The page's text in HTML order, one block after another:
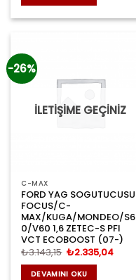
-26%
İLETİŞİME GEÇİNİZ
C-MAX
FORD YAG SOGUTUCUSU
FOCUS/C-
MAX/KUGA/MONDEO/S6
0/V60 1,6 ZETEC-S PFI
VCT ECOBOOST (07-)
₺3.143,15 Orijinal
fiyat:
₺3.143,15.
₺2.335,04Şu
DEVAMINI OKU